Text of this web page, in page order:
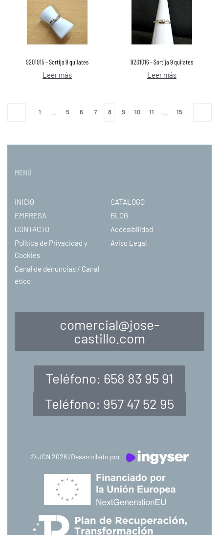
9201015 – Sortija 9 quilates
Leer más
9201016 – Sortija 9 quilates
Leer más
1 … 5 6 7 8 9 10 11 … 15
MENÚ
INICIO
CATÁLOGO
EMPRESA
BLOG
CONTACTO
Accesibilidad
Política de Privacidad y
Cookies
Aviso Legal
Canal de denuncias / Canal
ético
comercial@jose-
castillo.com
Teléfono: 658 83 95 91
Teléfono: 957 47 52 95
© JCN 2026 | Desarrollado por